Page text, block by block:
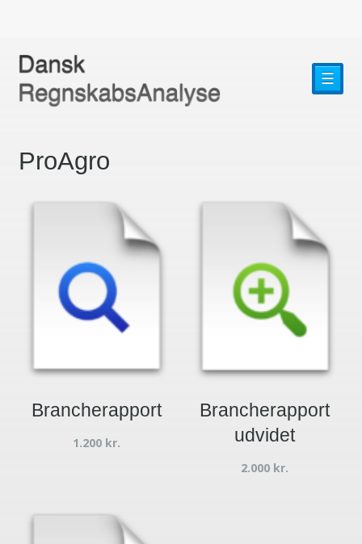
☰
ProAgro
Brancherapport
1.200 kr.
Brancherapport
udvidet
2.000 kr.